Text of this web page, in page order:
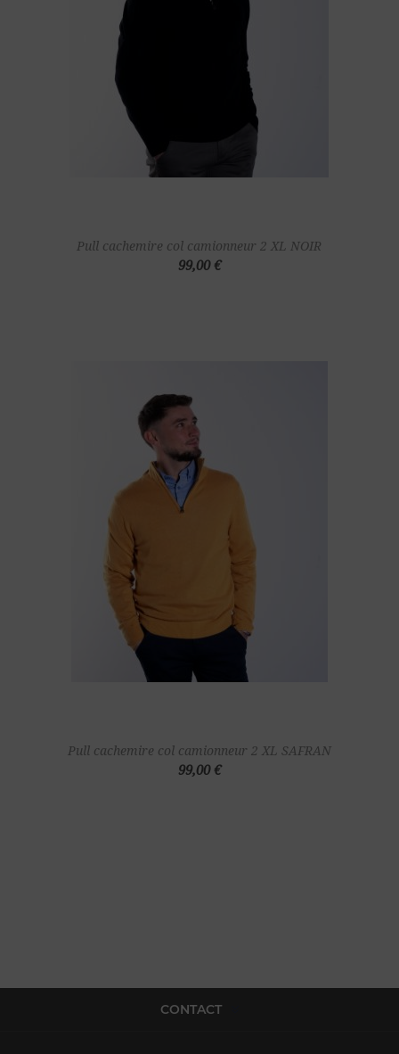
Pull cachemire col camionneur 2 XL NOIR
99,00 €
Pull cachemire col camionneur 2 XL SAFRAN
99,00 €
CONTACT